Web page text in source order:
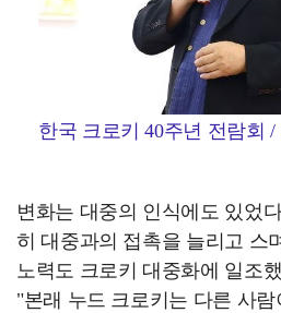
한국 크로키 40주년 전람회
변화는 대중의 인식에도 있었
히 대중과의 접촉을 늘리고 스
노력도 크로키 대중화에 일조
"본래 누드 크로키는 다른 사람